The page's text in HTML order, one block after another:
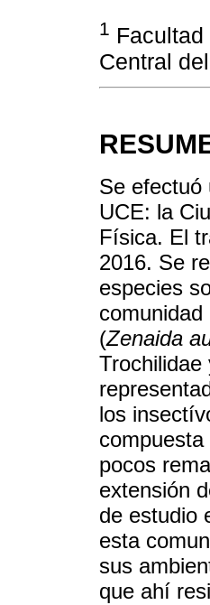
1
Central
Se efectuó
UCE: la
Física. El
2016. Se
especies
(Zenaida
los
pocos
extensión
de estudio
esta
sus
que ahí